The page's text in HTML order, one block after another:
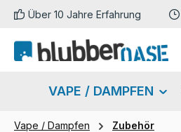
Hauptinhalt springen
Zur Suche springen
Zur Hauptnavigation springen
Über 10 Jahre Erfahrung
VAPE / DAMPFEN
Vape / Dampfen Zubehör